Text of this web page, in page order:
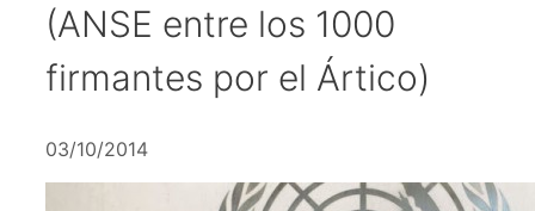
(ANSE entre los 1000
firmantes por el Ártico)
03/10/2014